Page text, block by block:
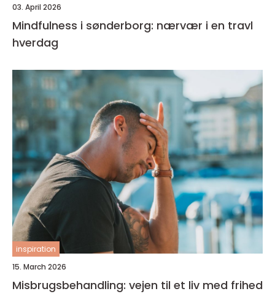
03. April 2026
Mindfulness i sønderborg: nærvær i en travl
hverdag
inspiration
15. March 2026
Misbrugsbehandling: vejen til et liv med frihed